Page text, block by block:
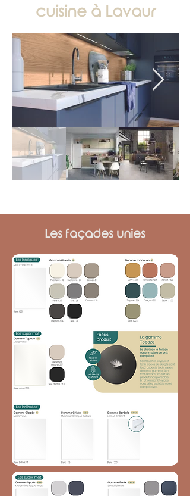
cuisine à Lavaur
Les façades unies